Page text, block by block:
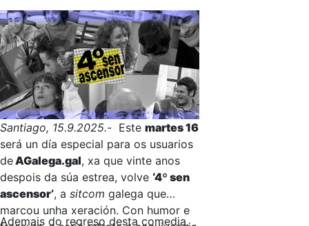
Santiago, 15.9.2025.- Este martes 16
será un día especial para os usuarios
deAGalega.gal, xa que vinte anos
despois da súa estrea, volve ‘4º sen
ascensor’, a sitcom galega que
marcou unha xeración. Con humor e
Ademais do regreso desta comedia,